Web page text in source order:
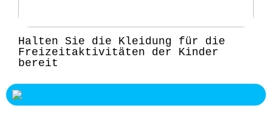
Halten Sie die Kleidung für die
Freizeitaktivitäten der Kinder
bereit